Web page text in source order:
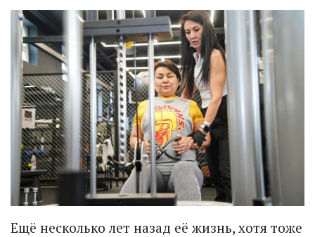
Ещё несколько лет назад её жизнь, хотя тоже